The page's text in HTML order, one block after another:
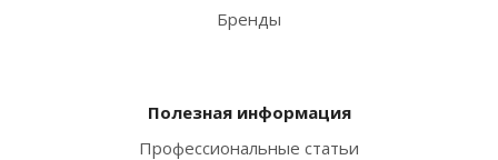
Бренды
Полезная информация
Профессиональные статьи